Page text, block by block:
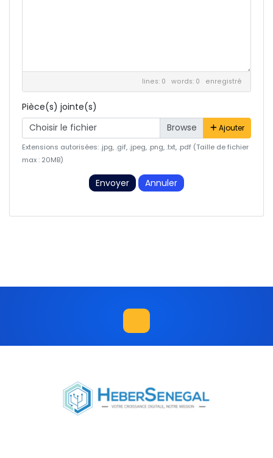
lines: 0 words: 0 enregistré
Pièce(s) jointe(s)
Choisir le fichier
Ajouter
Extensions autorisées: .jpg, .gif, .jpeg, .png, .txt, .pdf (Taille de fichier
max : 20MB)
Envoyer Annuler